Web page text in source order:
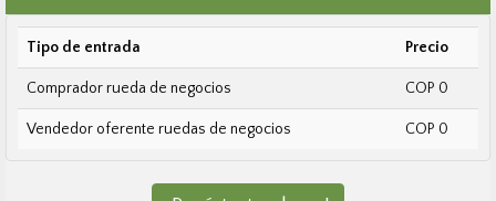
Tipo de entrada Precio
Comprador rueda de negocios COP 0
Vendedor oferente ruedas de negocios COP 0